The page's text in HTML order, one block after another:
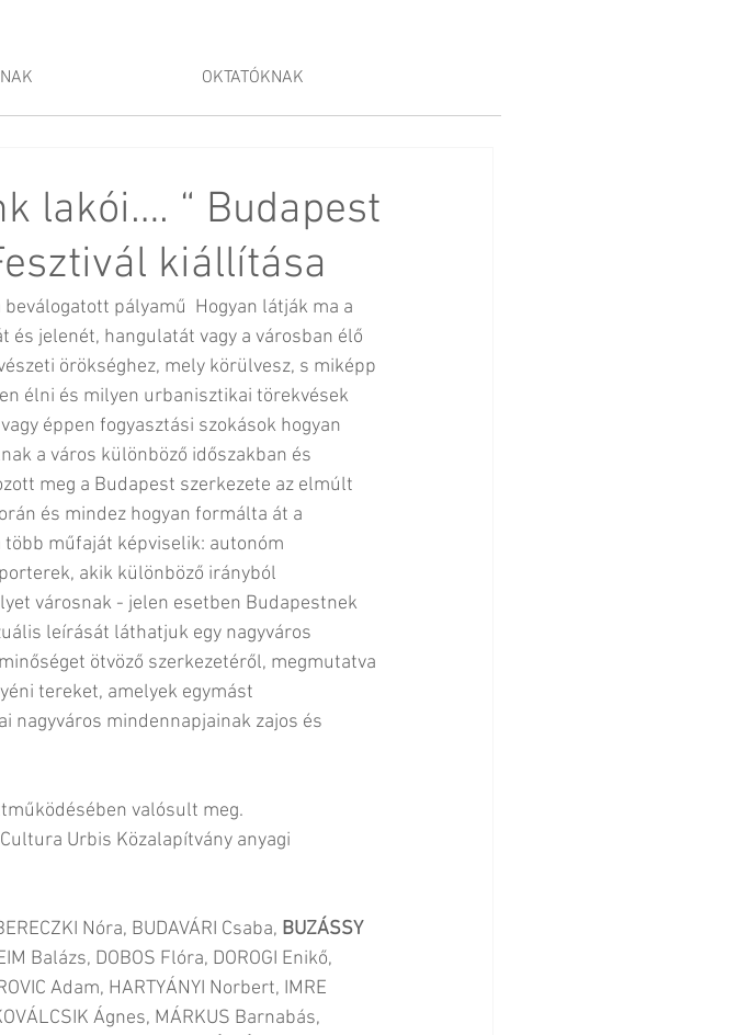
OKTATÓKNAK
lakói…. “ Budapest
kiállítása
pályamű  Hogyan látják ma a
jelenét, hangulatát vagy a városban élő
örökséghez, mely körülvesz, s miképp
élni és milyen urbanisztikai törekvések
éppen fogyasztási szokások hogyan
a város különböző időszakban és
meg a Budapest szerkezete az elmúlt
és mindez hogyan formálta át a
műfaját képviselik: autonóm
akik különböző irányból
városnak - jelen esetben Budapestnek
leírását láthatjuk egy nagyváros
ötvöző szerkezetéről, megmutatva
tereket, amelyek egymást
nagyváros mindennapjainak zajos és
valósult meg.
Urbis Közalapítvány anyagi
Nóra, BUDAVÁRI Csaba, BUZÁSSY
Balázs, DOBOS Flóra, DOROGI Enikő,
Adam, HARTYÁNYI Norbert, IMRE
Ágnes, MÁRKUS Barnabás,